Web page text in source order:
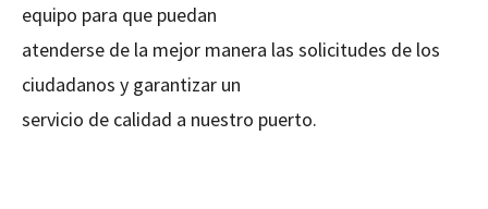
equipo para que puedan
atenderse de la mejor manera las solicitudes de los
ciudadanos y garantizar un
servicio de calidad a nuestro puerto.